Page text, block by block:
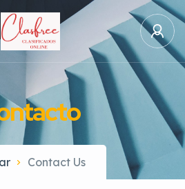
Contact Us